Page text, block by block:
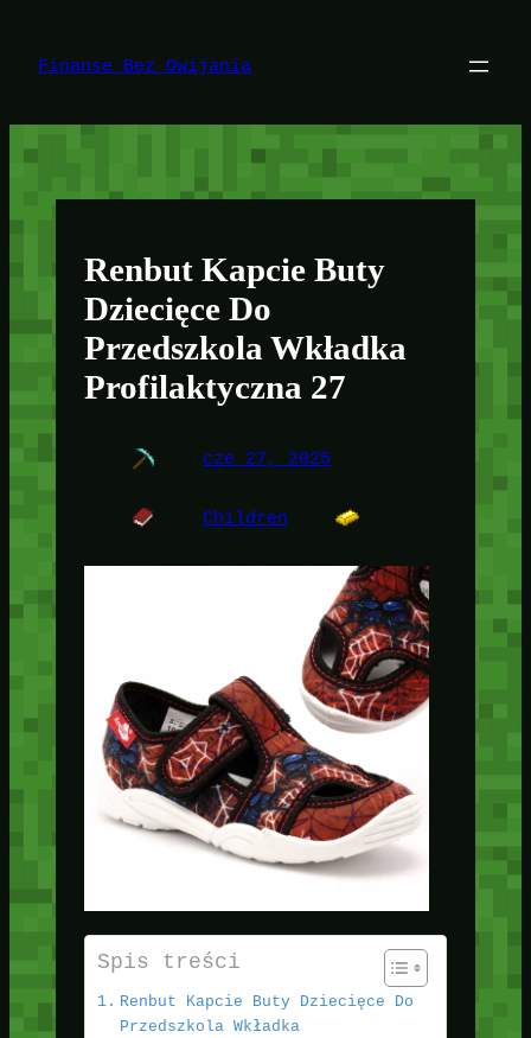
treści
Finanse Bez Owijania
Renbut Kapcie Buty
Dziecięce Do
Przedszkola Wkładka
Profilaktyczna 27
cze 27, 2025
Children
Spis treści
Renbut Kapcie Buty Dziecięce Do
Przedszkola Wkładka